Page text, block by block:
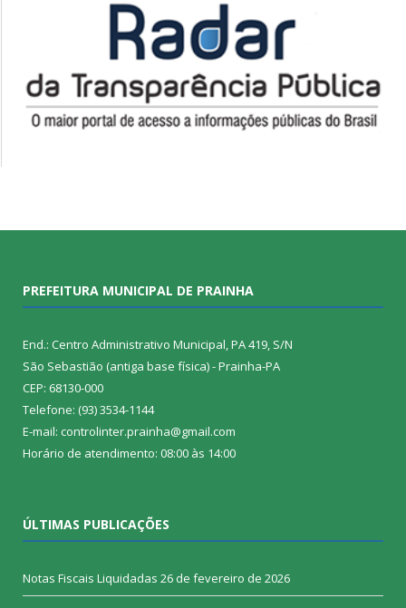
PREFEITURA MUNICIPAL DE PRAINHA
End.: Centro Administrativo Municipal, PA 419, S/N
São Sebastião (antiga base física) - Prainha-PA
CEP: 68130-000
Telefone: (93) 3534-1144
E-mail: controlinter.prainha@gmail.com
Horário de atendimento: 08:00 às 14:00
ÚLTIMAS PUBLICAÇÕES
Notas Fiscais Liquidadas 26 de fevereiro de 2026